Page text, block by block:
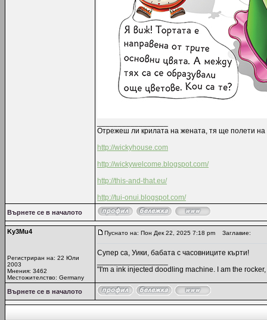
Отрежеш ли крилата на жената, тя ще полети на
http://wickyhouse.com
http://wickywelcome.blogspot.com/
http://this-and-that.eu/
http://tui-onui.blogspot.com/
Върнете се в началото
Ky3Mu4
Регистриран на: 22 Юли
2003
Мнения: 3462
Местожителство: Germany
Пуснато на: Пон Дек 22, 2025 7:18 pm Заглавие:
Супер са, Уики, бабата с часовниците кърти!
"I'm a ink injected doodling machine. I am the
Върнете се в началото